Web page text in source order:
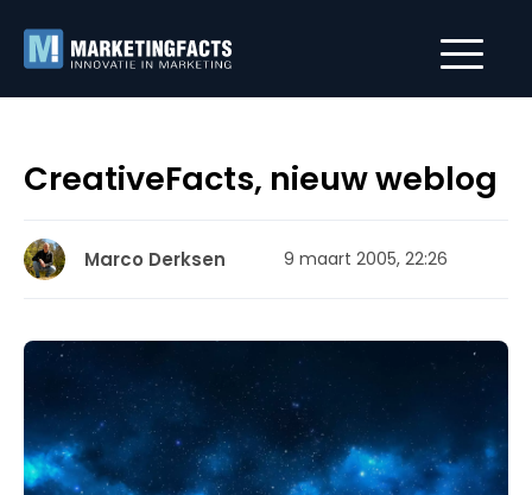
CreativeFacts, nieuw weblog
Marco Derksen 9 maart 2005, 22:26